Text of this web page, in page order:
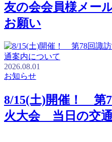
友の会会員様メー
お願い
2026.08.01
お知らせ
8/15(土)開催！ 第
火大会 当日の交